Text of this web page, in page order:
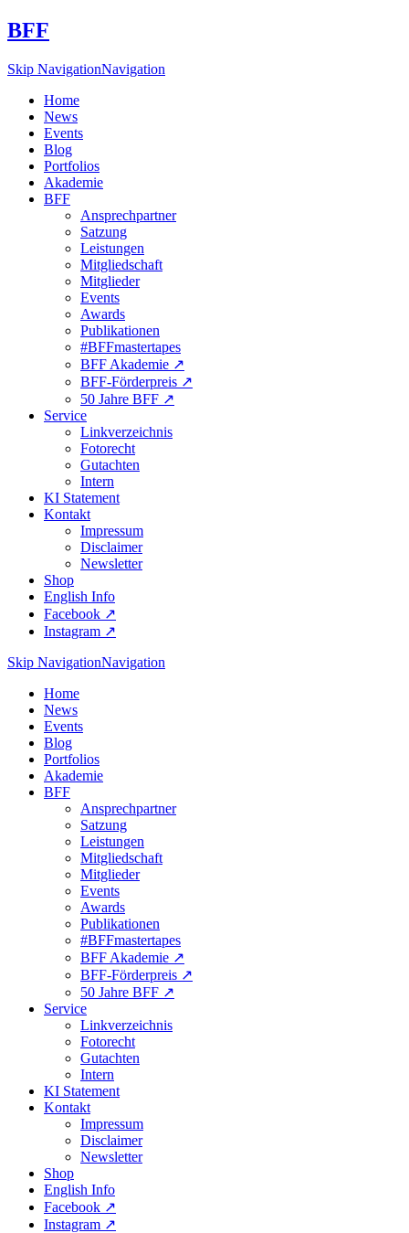
BFF
Skip NavigationNavigation
Home
News
Events
Blog
Portfolios
Akademie
BFF
Ansprechpartner
Satzung
Leistungen
Mitgliedschaft
Mitglieder
Events
Awards
Publikationen
#BFFmastertapes
BFF Akademie ↗︎
BFF-Förderpreis ↗︎
50 Jahre BFF ↗︎
Service
Linkverzeichnis
Fotorecht
Gutachten
Intern
KI Statement
Kontakt
Impressum
Disclaimer
Newsletter
Shop
English Info
Facebook ↗︎
Instagram ↗︎
Skip NavigationNavigation
Home
News
Events
Blog
Portfolios
Akademie
BFF
Ansprechpartner
Satzung
Leistungen
Mitgliedschaft
Mitglieder
Events
Awards
Publikationen
#BFFmastertapes
BFF Akademie ↗︎
BFF-Förderpreis ↗︎
50 Jahre BFF ↗︎
Service
Linkverzeichnis
Fotorecht
Gutachten
Intern
KI Statement
Kontakt
Impressum
Disclaimer
Newsletter
Shop
English Info
Facebook ↗︎
Instagram ↗︎